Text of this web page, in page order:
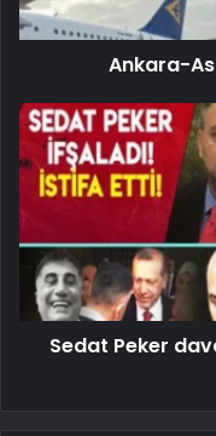
Ankara-
Sedat Peker